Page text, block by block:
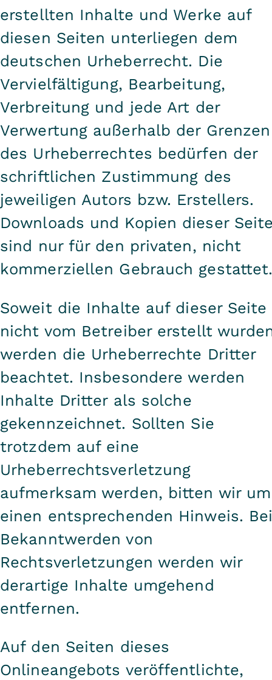
erstellten Inhalte und Werke auf
diesen Seiten unterliegen dem
deutschen Urheberrecht. Die
Vervielfältigung, Bearbeitung,
Verbreitung und jede Art der
Verwertung außerhalb der Grenzen
des Urheberrechtes bedürfen der
schriftlichen Zustimmung des
jeweiligen Autors bzw. Erstellers.
Downloads und Kopien dieser
sind nur für den privaten, nicht
kommerziellen Gebrauch
Soweit die Inhalte auf dieser Seite
nicht vom Betreiber erstellt
werden die Urheberrechte Dritter
beachtet. Insbesondere werden
Inhalte Dritter als solche
gekennzeichnet. Sollten Sie
trotzdem auf eine
Urheberrechtsverletzung
aufmerksam werden, bitten wir um
einen entsprechenden Hinweis.
Bekanntwerden von
Rechtsverletzungen werden wir
derartige Inhalte umgehend
entfernen.
Auf den Seiten dieses
Onlineangebots veröffentlichte,